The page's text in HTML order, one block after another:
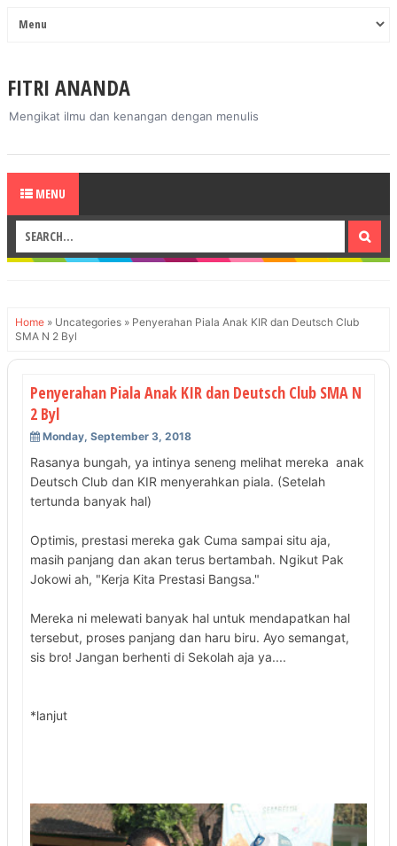
FITRI ANANDA
Mengikat ilmu dan kenangan dengan menulis
MENU
Home » Uncategories » Penyerahan Piala Anak KIR dan Deutsch Club
SMA N 2 Byl
Penyerahan Piala Anak KIR dan Deutsch Club SMA N
2 Byl
Monday, September 3, 2018
Rasanya bungah, ya intinya seneng melihat mereka anak
Deutsch Club dan KIR menyerahkan piala. (Setelah
tertunda banyak hal)
Optimis, prestasi mereka gak Cuma sampai situ aja,
masih panjang dan akan terus bertambah. Ngikut Pak
Jokowi ah, "Kerja Kita Prestasi Bangsa."
Mereka ni melewati banyak hal untuk mendapatkan hal
tersebut, proses panjang dan haru biru. Ayo semangat,
sis bro! Jangan berhenti di Sekolah aja ya....
*lanjut